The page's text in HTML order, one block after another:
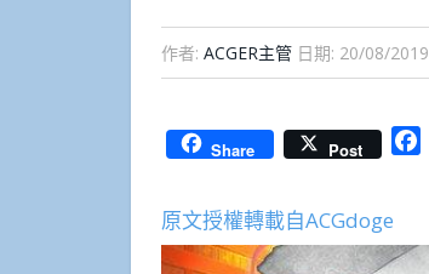
作者: ACGER主管 日期: 20/08/2019
Share Post
原文授權轉載自ACGdoge